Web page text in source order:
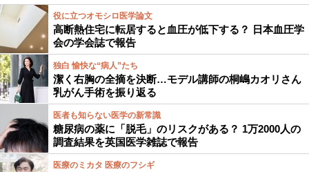
役に立つオモシロ医学論文
高断熱住宅に転居すると血圧が低下する？ 日本血圧学
会の学会誌で報告
独白 愉快な“病人”たち
潔く右胸の全摘を決断…モデル講師の桐嶋カオリさん
乳がん手術を振り返る
医者も知らない医学の新常識
糖尿病の薬に「脱毛」のリスクがある？ 1万2000人の
調査結果を英国医学雑誌で報告
医療のミカタ 医療のフシギ